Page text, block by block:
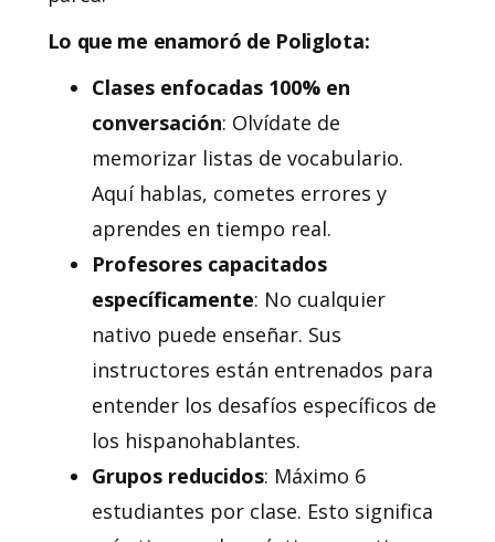
Lo que me enamoró de Poliglota:
Clases enfocadas 100% en
conversación: Olvídate de
memorizar listas de vocabulario.
Aquí hablas, cometes errores y
aprendes en tiempo real.
Profesores capacitados
específicamente: No cualquier
nativo puede enseñar. Sus
instructores están entrenados para
entender los desafíos específicos de
los hispanohablantes.
Grupos reducidos: Máximo 6
estudiantes por clase. Esto significa